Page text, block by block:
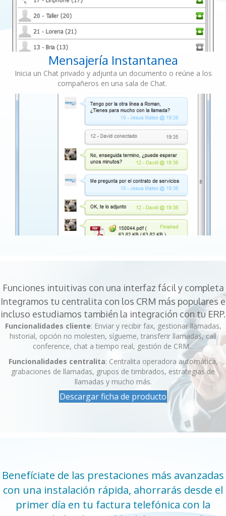
Mensajería Instantanea
Inicia un Chat privado y adjunta un documento o reúne a los
compañeros en una sala de Chat.
Funciones intuitivas con una interfaz fácil y completa
Integramos tu centralita con los CRM más populares e
incluso estudiamos también la integración con tu ERP.
Funcionalidades cliente: Enviar y recibir fax, gestionar llamadas,
historial, opción no molesten, sígueme, transferir llamadas, call
conference, chat a tiempo real, gestión de CRM...
Funcionalidades centralita: Centralita operadora automática,
grabaciones de llamadas, grupos de timbrados, estrategias de
llamadas y mucho más.
Descargar ficha de producto
Benefíciate de las prestaciones más avanzadas
con una instalación rápida, ahorrarás desde el
primer día en tu factura telefónica con la